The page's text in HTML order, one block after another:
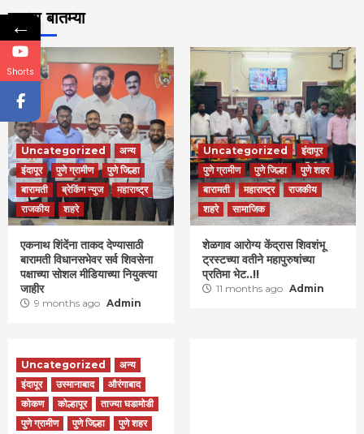
ताज्या बातम्या
Uncategorized
अन्य
इंदापूर
पुणे ग्रामीण
पुणे जिल्हा
बारामती
ब्रेकिंग न्युज
महाराष्ट्र
राजकीय
शहरे
एकनाथ शिंदेंना ताकद देण्यासाठी
बारामती विधानसभेवर सर्व शिवसेना
पक्षाच्या सोशल मीडियाच्या नियुक्त्या
जाहीर
9 months ago Admin
Uncategorized
इंदापूर
पुणे ग्रामीण
पुणे जिल्हा
पुणे शहर
बारामती
महाराष्ट्र
राजकीय
शहरे
सामाजिक
शेळगाव आरोग्य केंद्रास शिवशंभू
ट्रस्टच्या वतीने महापुरुषांच्या
प्रतिमा भेट..!!
11 months ago Admin
Uncategorized
अन्य
इंदापूर
उस्मानाबाद
औरंगाबाद
कोकण
कोल्हापूर
ताज्या घडामोडी
पुणे ग्रामीण
पुणे जिल्हा
पुणे शहर
←
Shorts